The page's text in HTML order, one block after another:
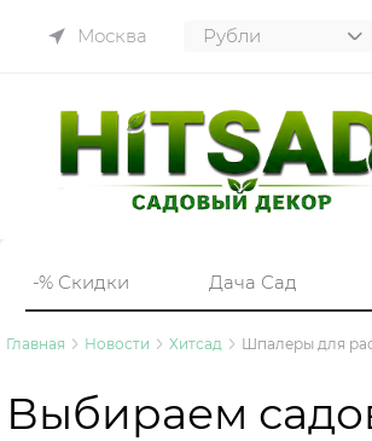
Москва
-% Скидки Дача Сад
Главная Новости Хитсад Шпалеры для
Выбираем